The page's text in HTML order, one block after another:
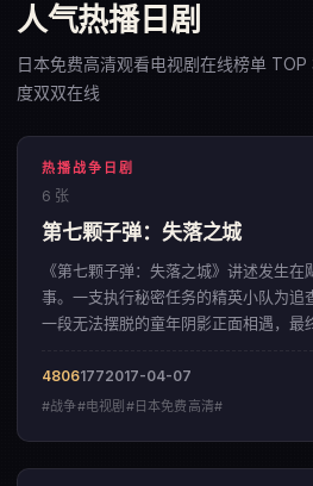
人气热播日剧
日本免费高清观看电视剧在线榜单 TOP
度双双在线
热播战争日剧
6 张
第七颗子弹：失落之城
《第七颗子弹：失落之城》讲述发生
事。一支执行秘密任务的精英小队为追
一段无法摆脱的童年阴影正面相遇，最
作。
48061772017-04-07
#战争#电视剧#日本免费高清#